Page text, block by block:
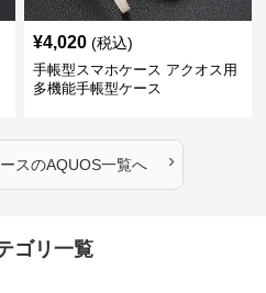
¥4,020 (税込)
手帳型スマホケース アクオス用
多機能手帳型ケース
スのAQUOS一覧へ ›
ゴリ一覧